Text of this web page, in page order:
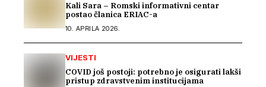
Kali Sara – Romski informativni centar
postao članica ERIAC-a
10. APRILA 2026.
VIJESTI
COVID još postoji: potrebno je osigurati lakši
pristup zdravstvenim institucijama